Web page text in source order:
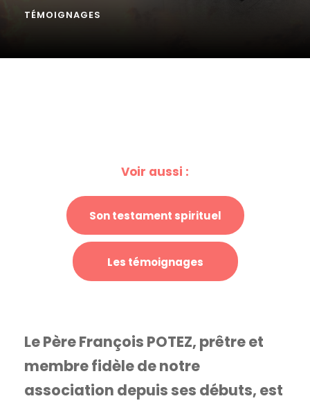
TÉMOIGNAGES
Voir aussi :
Son testament spirituel
Les témoignages
Le Père François POTEZ, prêtre et
membre fidèle de notre
association depuis ses débuts, est